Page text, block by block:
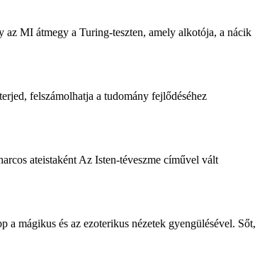
az MI átmegy a Turing-teszten, amely alkotója, a nácik
felszámolhatja a tudomány fejlődéséhez
ateistaként Az Isten-téveszme cíművel vált
mágikus és az ezoterikus nézetek gyengülésével. Sőt,